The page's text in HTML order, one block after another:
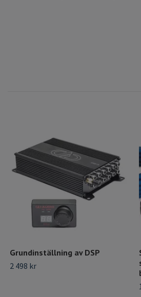
Grundinställning av DSP
2 498 kr